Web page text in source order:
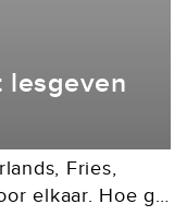
lesgeven
Fries,
elkaar. Hoe ga